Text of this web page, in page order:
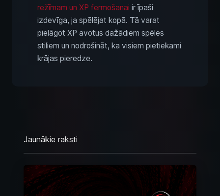
režīmam un XP fermošanai ir īpaši
izdevīga, ja spēlējat kopā. Tā varat
pielāgot XP avotus dažādiem spēles
stiliem un nodrošināt, ka visiem pietiekami
krājas pieredze.
Jaunākie raksti